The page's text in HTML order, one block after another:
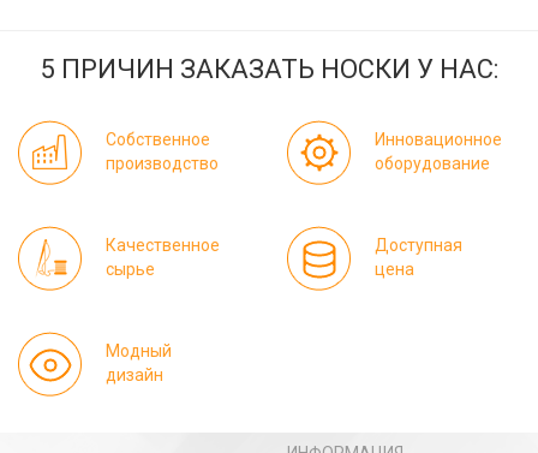
5 ПРИЧИН ЗАКАЗАТЬ НОСКИ У НАС:
Собственное
производство
Инновационное
оборудование
Качественное
сырье
Доступная
цена
Модный
дизайн